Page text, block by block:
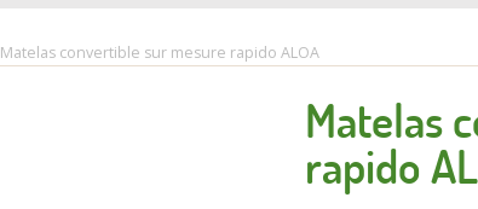
Matelas convertible sur mesure rapido ALOA
Matelas
rapido